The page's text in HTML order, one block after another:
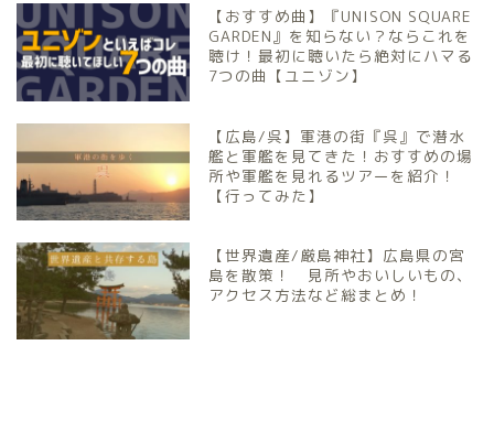
【おすすめ曲】『UNISON SQUARE
GARDEN』を知らない？ならこれを
聴け！最初に聴いたら絶対にハマる
7つの曲【ユニゾン】
【広島/呉】軍港の街『呉』で潜水
艦と軍艦を見てきた！おすすめの場
所や軍艦を見れるツアーを紹介！
【行ってみた】
【世界遺産/厳島神社】広島県の宮
島を散策！ 見所やおいしいもの、
アクセス方法など総まとめ！